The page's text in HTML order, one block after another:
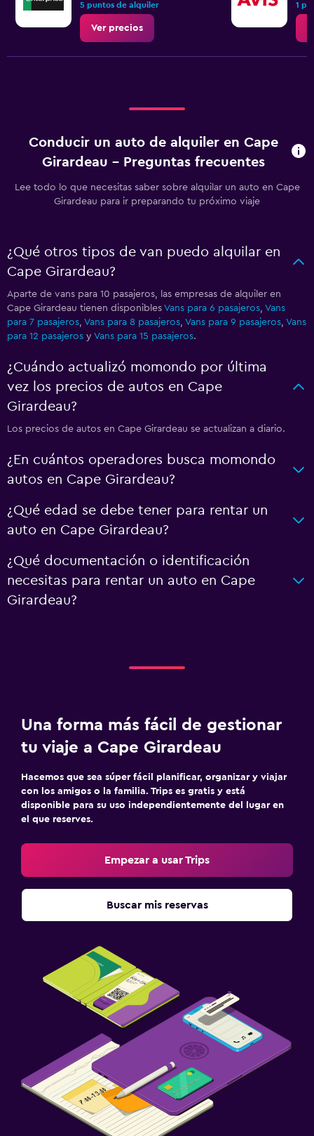
5 puntos de alquiler
Ver precios
1
Conducir un auto de alquiler en Cape
Girardeau - Preguntas frecuentes
Lee todo lo que necesitas saber sobre alquilar un auto en Cape
Girardeau para ir preparando tu próximo viaje
¿Qué otros tipos de van puedo alquilar en
Cape Girardeau?
Aparte de vans para 10 pasajeros, las empresas de alquiler en
Cape Girardeau tienen disponibles Vans para 6 pasajeros, Vans
para 7 pasajeros, Vans para 8 pasajeros, Vans para 9 pasajeros, Vans
para 12 pasajeros y Vans para 15 pasajeros.
¿Cuándo actualizó momondo por última
vez los precios de autos en Cape
Girardeau?
Los precios de autos en Cape Girardeau se actualizan a diario.
¿En cuántos operadores busca momondo
autos en Cape Girardeau?
¿Qué edad se debe tener para rentar un
auto en Cape Girardeau?
¿Qué documentación o identificación
necesitas para rentar un auto en Cape
Girardeau?
Una forma más fácil de gestionar
tu viaje a Cape Girardeau
Hacemos que sea súper fácil planificar, organizar y viajar
con los amigos o la familia. Trips es gratis y está
disponible para su uso independientemente del lugar en
el que reserves.
Empezar a usar Trips
Buscar mis reservas